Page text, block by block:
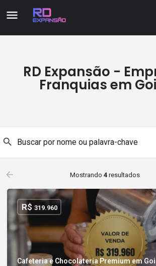
RD Expansão -
Franquias em
Mostrando 4resultados
Cafeteria e Chocolateria Premium em
R$ 319.960